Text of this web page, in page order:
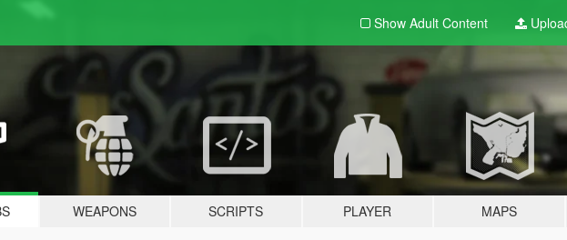
Show Adult Content
WEAPONS SCRIPTS PLAYER MAPS